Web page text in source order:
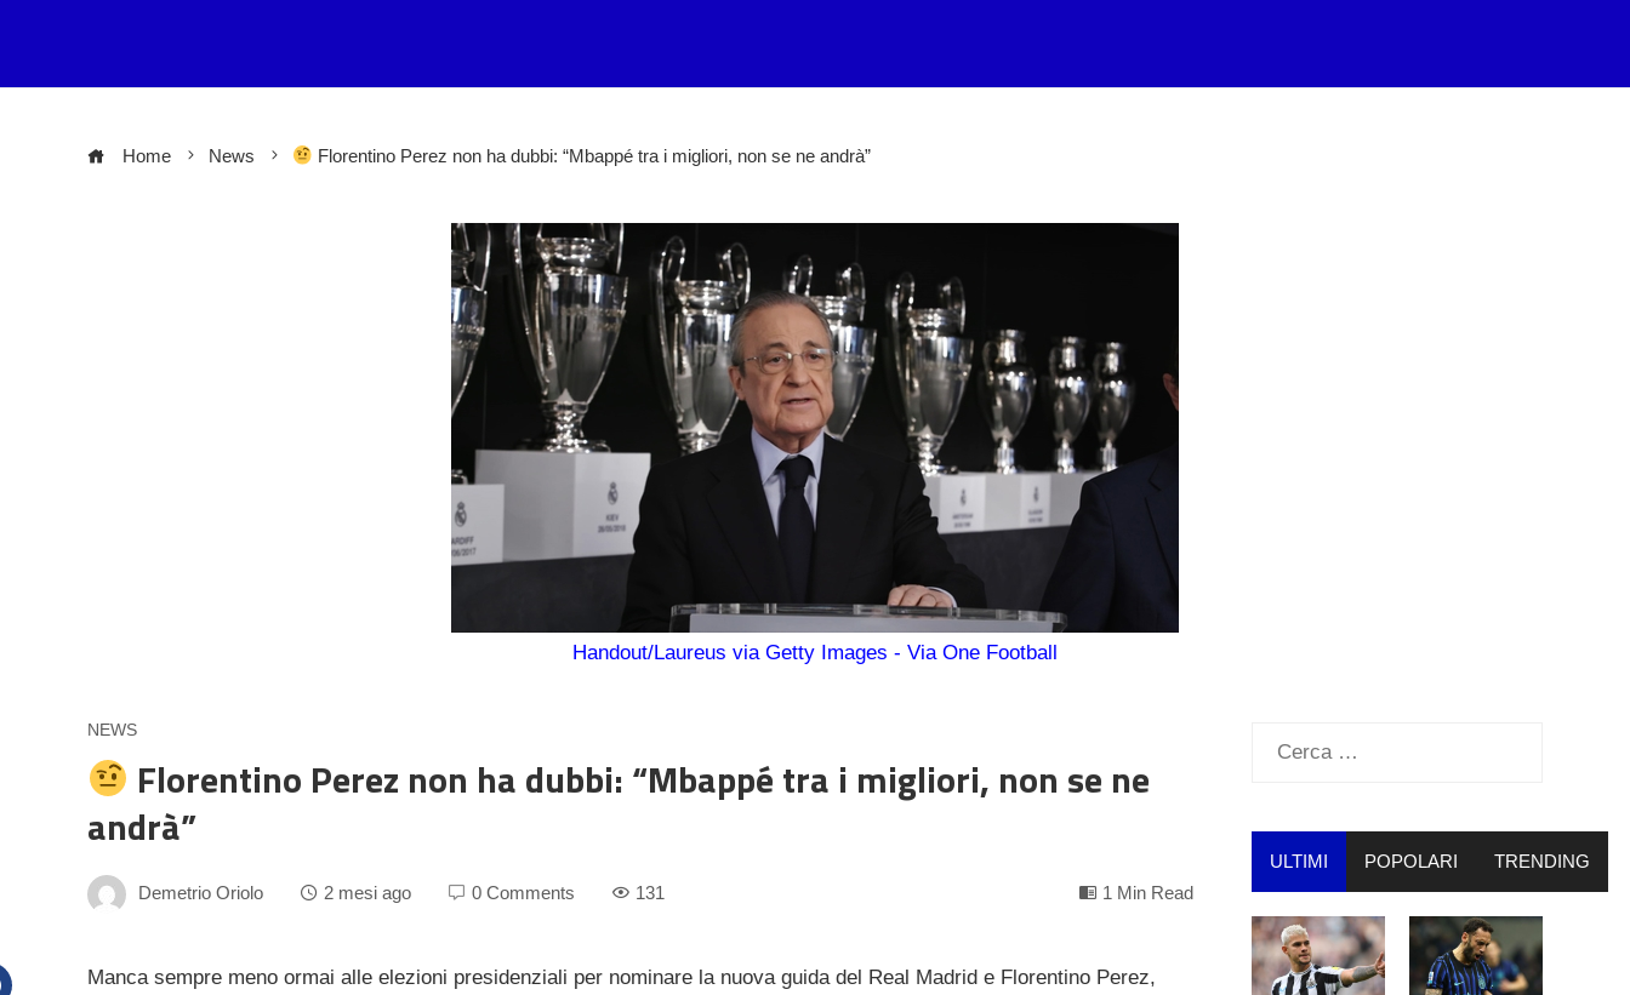
Home News Florentino Perez non ha dubbi: “Mbappé tra i migliori, non se ne andrà”
Handout/Laureus via Getty Images - Via One Football
NEWS
Florentino Perez non ha dubbi: “Mbappé tra i migliori, non se ne
andrà”
Demetrio Oriolo 2 mesi ago 0 Comments 131 1 Min Read
Manca sempre meno ormai alle elezioni presidenziali per nominare la nuova guida del Real Madrid e Florentino Perez,
Ricerca
ULTIMI POPOLARI TRENDING